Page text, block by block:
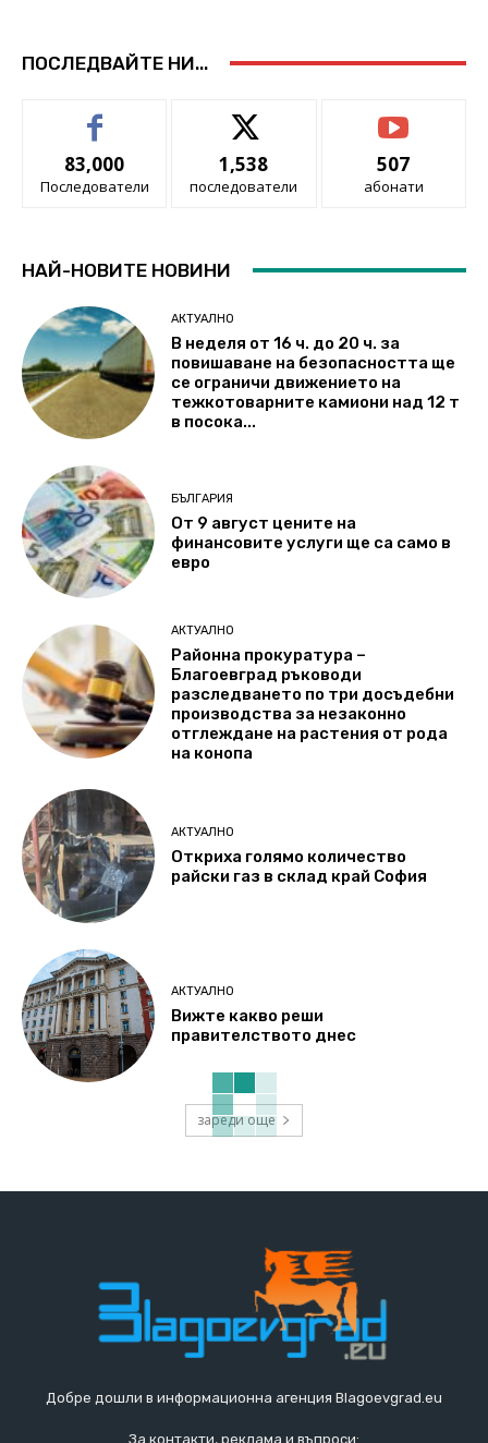
ПОСЛЕДВАЙТЕ НИ...
83,000
Последователи
1,538
последователи
507
абонати
НАЙ-НОВИТЕ НОВИНИ
АКТУАЛНО
В неделя от 16 ч. до 20 ч. за
повишаване на безопасността ще
се ограничи движението на
тежкотоварните камиони над 12 т
в посока...
БЪЛГАРИЯ
От 9 август цените на
финансовите услуги ще са само в
евро
АКТУАЛНО
Районна прокуратура –
Благоевград ръководи
разследването по три досъдебни
производства за незаконно
отглеждане на растения от рода
на конопа
АКТУАЛНО
Откриха голямо количество
райски газ в склад край София
АКТУАЛНО
Вижте какво реши
правителството днес
зареди още
Добре дошли в информационна агенция Blagoevgrad.eu
За контакти, реклама и въпроси: